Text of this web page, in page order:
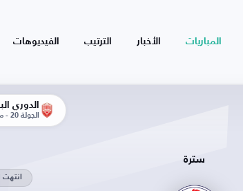
المباريات الأخبار الترتيب الفيديوهات
الدوري
الجولة 20 - مباراة الإياب
سترة
انتهت